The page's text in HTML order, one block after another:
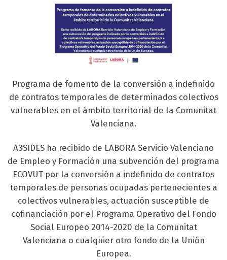
Programa de fomento de la conversión a indefinido
de contratos temporales de determinados colectivos
vulnerables en el ámbito territorial de la Comunitat
Valenciana.
A3SIDES ha recibido de LABORA Servicio Valenciano
de Empleo y Formación una subvención del programa
ECOVUT por la conversión a indefinido de contratos
temporales de personas ocupadas pertenecientes a
colectivos vulnerables, actuación susceptible de
cofinanciación por el Programa Operativo del Fondo
Social Europeo 2014-2020 de la Comunitat
Valenciana o cualquier otro fondo de la Unión
Europea.